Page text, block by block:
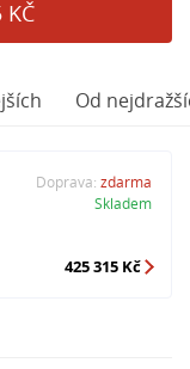
KČ
Od
Doprava: zdarma
Skladem
425 315 Kč